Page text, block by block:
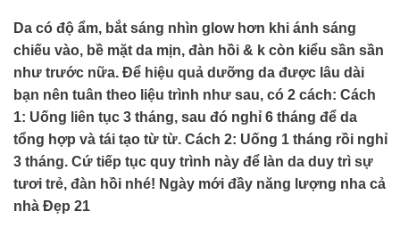
Da có độ ẩm, bắt sáng nhìn glow hơn khi ánh sáng
chiếu vào, bề mặt da mịn, đàn hồi & k còn kiểu sần sần
như trước nữa. Để hiệu quả dưỡng da được lâu dài
bạn nên tuân theo liệu trình như sau, có 2 cách: Cách
1: Uống liên tục 3 tháng, sau đó nghỉ 6 tháng để da
tổng hợp và tái tạo từ từ. Cách 2: Uống 1 tháng rồi nghỉ
3 tháng. Cứ tiếp tục quy trình này để làn da duy trì sự
tươi trẻ, đàn hồi nhé! Ngày mới đầy năng lượng nha cả
nhà Đẹp 21